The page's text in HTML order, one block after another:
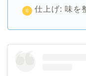
仕上げ: 味を